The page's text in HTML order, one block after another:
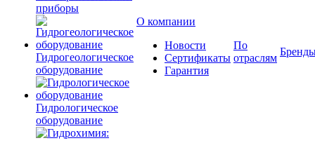
приборы
Гидрогеологическое
оборудование
Гидрологическое
оборудование
О компании
Новости
Сертификаты
Гарантия
По
отраслям